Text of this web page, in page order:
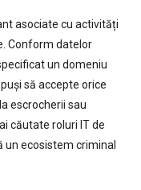
asociate cu activități
Conform datelor
un domeniu
să accepte orice
escrocherii sau
căutate roluri IT de
ecosistem criminal